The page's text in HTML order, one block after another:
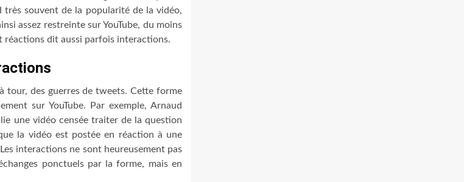
souvent de la popularité de la vidéo,
assez restreinte sur YouTube, du moins
réactions dit aussi parfois interactions.
tour, des guerres de tweets. Cette forme
sur YouTube. Par exemple, Arnaud
une vidéo censée traiter de la question
la vidéo est postée en réaction à une
interactions ne sont heureusement pas
ponctuels par la forme, mais en